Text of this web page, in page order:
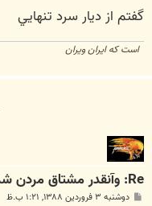
گفتم از ديار سرد تنهايي
است كه ايران ويران
Re: وآنقدر مشتاق مردن شدم
دوشنبه ۳ فروردین ۱۳۸۸, ۱:۲۱ ب.ظ